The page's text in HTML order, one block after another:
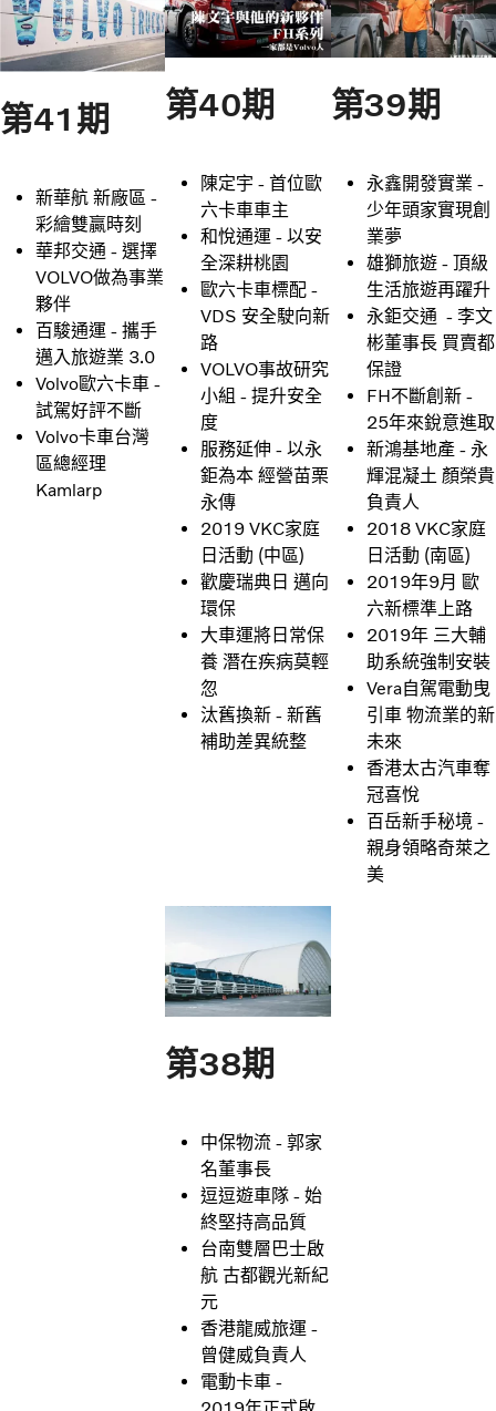
第41期
新華航 新廠區 -
彩繪雙贏時刻
華邦交通 - 選擇
VOLVO做為事業
夥伴
百駿通運 - 攜手
邁入旅遊業 3.0
Volvo歐六卡車 -
試駕好評不斷
Volvo卡車台灣
區總經理
Kamlarp
第40期
陳定宇 - 首位歐
六卡車車主
和悅通運 - 以安
全深耕桃園
歐六卡車標配 -
VDS 安全駛向新
路
VOLVO事故研究
小組 - 提升安全
度
服務延伸 - 以永
鉅為本 經營苗栗
永傳
2019 VKC家庭
日活動 (中區)
歡慶瑞典日 邁向
環保
大車運將日常保
養 潛在疾病莫輕
忽
汰舊換新 - 新舊
補助差異統整
第39期
永鑫開發實業 -
少年頭家實現創
業夢
雄獅旅遊 - 頂級
生活旅遊再躍升
永鉅交通 - 李文
彬董事長 買賣都
保證
FH不斷創新 -
25年來銳意進取
新鴻基地產 - 永
輝混凝土 顏榮貴
負責人
2018 VKC家庭
日活動 (南區)
2019年9月 歐
六新標準上路
2019年 三大輔
助系統強制安裝
Vera自駕電動曳
引車 物流業的新
未來
香港太古汽車奪
冠喜悅
百岳新手秘境 -
親身領略奇萊之
美
第38期
中保物流 - 郭家
名董事長
逗逗遊車隊 - 始
終堅持高品質
台南雙層巴士啟
航 古都觀光新紀
元
香港龍威旅運 -
曾健威負責人
電動卡車 -